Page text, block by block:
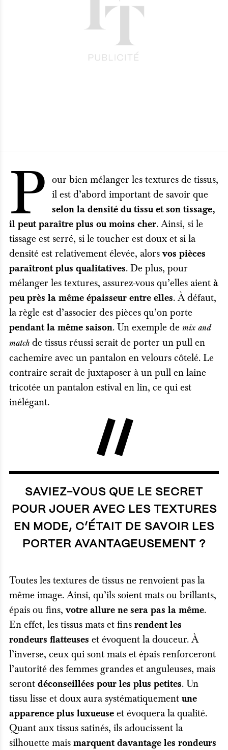
P our bien mélanger les textures de tissus,
il est d’abord important de savoir que
selon la densité du tissu et son tissage,
il peut paraître plus ou moins cher. Ainsi, si le
tissage est serré, si le toucher est doux et si la
densité est relativement élevée, alors vos pièces
paraîtront plus qualitatives. De plus, pour
mélanger les textures, assurez-vous qu’elles aient à
peu près la même épaisseur entre elles. À défaut,
la règle est d’associer des pièces qu’on porte
pendant la même saison. Un exemple de mix and
matchde tissus réussi serait de porter un pull en
cachemire avec un pantalon en velours côtelé. Le
contraire serait de juxtaposer à un pull en laine
tricotée un pantalon estival en lin, ce qui est
inélégant.
SAVIEZ-VOUS QUE LE SECRET
POUR JOUER AVEC LES TEXTURES
EN MODE, C’ÉTAIT DE SAVOIR LES
PORTER AVANTAGEUSEMENT ?
Toutes les textures de tissus ne renvoient pas la
même image. Ainsi, qu’ils soient mats ou brillants,
épais ou fins, votre allure ne sera pas la même.
En effet, les tissus mats et fins rendent les
rondeurs flatteuses et évoquent la douceur. À
l’inverse, ceux qui sont mats et épais renforceront
l’autorité des femmes grandes et anguleuses, mais
seront déconseillées pour les plus petites. Un
tissu lisse et doux aura systématiquement une
apparence plus luxueuseet évoquera la qualité.
Quant aux tissus satinés, ils adoucissent la
silhouette mais marquent davantage les rondeurs